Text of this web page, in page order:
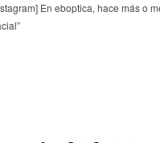
En eboptica, hace más o